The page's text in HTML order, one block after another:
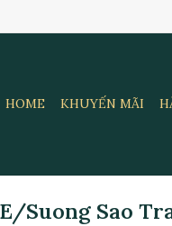
HOME KHUYẾN MÃI
Suong Sao